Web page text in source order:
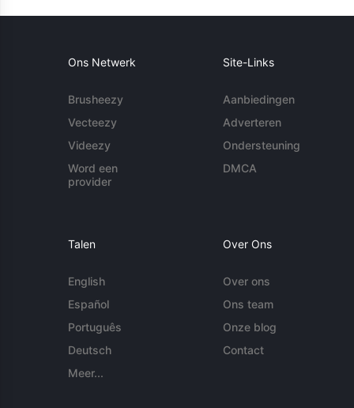
Ons Netwerk
Brusheezy
Vecteezy
Videezy
Word een
provider
Site-Links
Aanbiedingen
Adverteren
Ondersteuning
DMCA
Talen
English
Español
Português
Deutsch
Meer...
Over Ons
Over ons
Ons team
Onze blog
Contact